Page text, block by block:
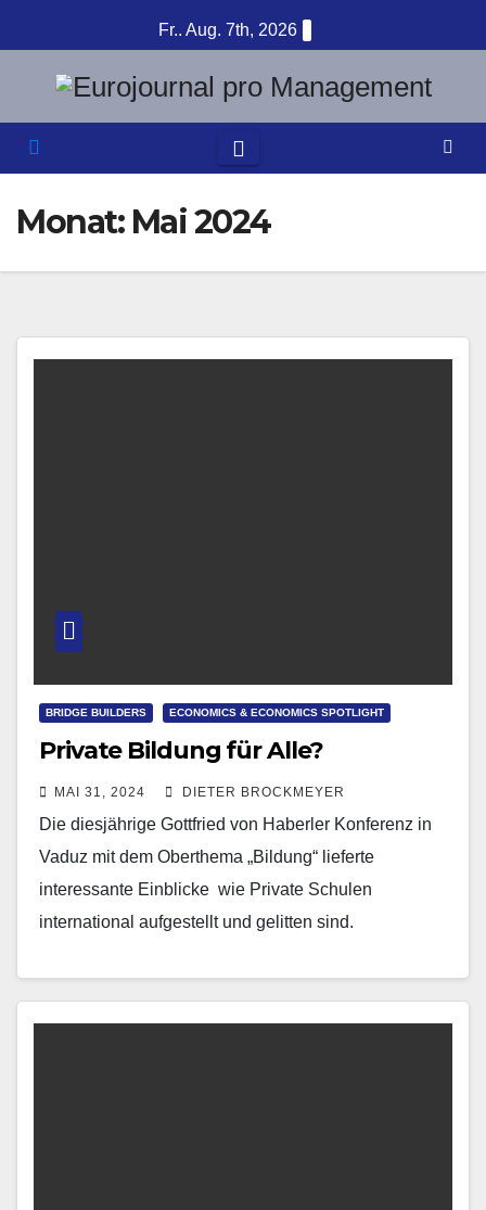
Inhalt
springen
Fr.. Aug. 7th, 2026
Monat: Mai 2024
BRIDGE BUILDERS ECONOMICS & ECONOMICS SPOTLIGHT
Private Bildung für Alle?
MAI 31, 2024 DIETER BROCKMEYER
Die diesjährige Gottfried von Haberler Konferenz in
Vaduz mit dem Oberthema „Bildung“ lieferte
interessante Einblicke wie Private Schulen
international aufgestellt und gelitten sind.